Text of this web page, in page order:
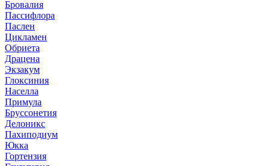
Бровалия
Пассифлора
Паслен
Цикламен
Обриета
Драцена
Экзакум
Глоксиния
Населла
Примула
Бруссонетия
Делоникс
Пахиподиум
Юкка
Гортензия